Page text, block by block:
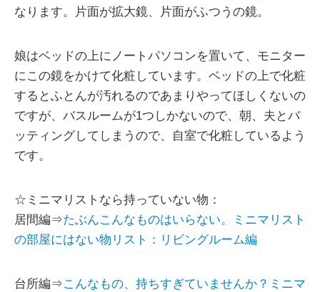
なります。片面が拡大鏡、片面がふつうの鏡。
娘はベッドの上にノートパソコンを置いて、モニター
にこの鏡をかけて化粧しています。ベッドの上で化粧
するとふとんが汚れるのであまりやってほしくないの
ですが、バスルームが1つしかないので、朝、夫とバ
ッティングしてしまうので、自室で化粧しているよう
です。
☆ミニマリストなら持っていない物：
居間編⇒たぶんこんなものはいらない。ミニマリスト
の部屋にはない物リスト：リビングルーム編
台所編⇒こんなもの、持ちすぎていませんか？ミニマ